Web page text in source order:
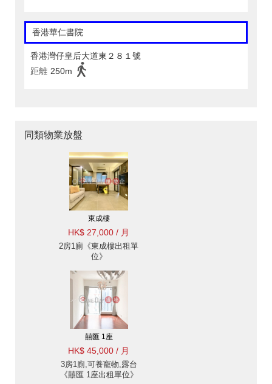
香港華仁書院
香港灣仔皇后大道東２８１號
距離 250m
同類物業放盤
東成樓
HK$ 27,000 / 月
2房1廁《東成樓出租單
位》
囍匯 1座
HK$ 45,000 / 月
3房1廁,可養寵物,露台
《囍匯 1座出租單位》